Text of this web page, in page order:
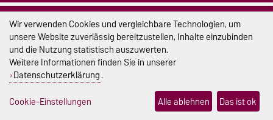
Impressum
Datenschutz
Barrierefreiheit
Cookie-Einstellungen
Wir verwenden Cookies und vergleichbare Technologien, um
unsere Website zuverlässig bereitzustellen, Inhalte einzubinden
und die Nutzung statistisch auszuwerten.
Weitere Informationen finden Sie in unserer
Datenschutzerklärung.
Cookie-Einstellungen
Alle ablehnen Das ist ok